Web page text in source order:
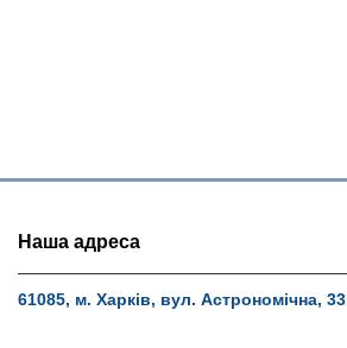
Наша адреса
61085, м. Харків, вул. Астрономічна, 33